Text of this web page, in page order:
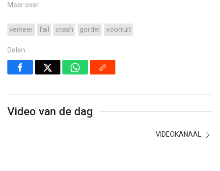
Meer over
verkeer fail crash gordel voorruit
Delen
Video van de dag
VIDEOKANAAL